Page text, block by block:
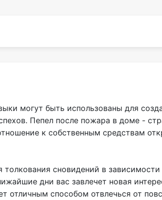
могут быть использованы для
Пепел после пожара в доме -
к собственным средствам
сновидений в
дни вас завлечет новая
отличным способом отвлечься от